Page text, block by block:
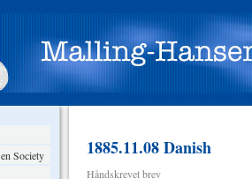
Society
1885.11.08 Danish
Håndskrevet brev